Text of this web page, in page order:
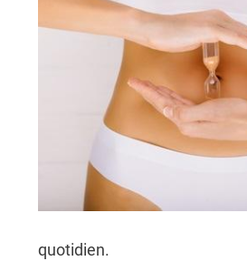
quotidien.